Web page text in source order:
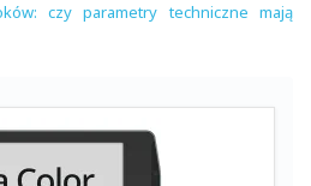
czy parametry techniczne mają